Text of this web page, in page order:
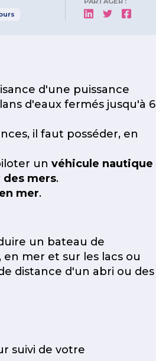
d'une puissance
d'eaux fermés jusqu'à 6
il faut posséder, en
un véhicule nautique
des mers.
mer.
un bateau de
mer et sur les lacs ou
distance d'un abri ou des
suivi de votre